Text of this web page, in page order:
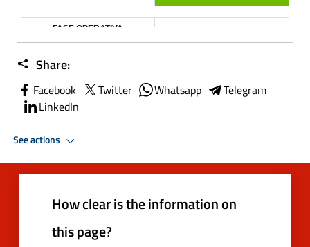
Share:
Facebook Twitter Whatsapp
Telegram
LinkedIn
See actions
How clear is the information on
this page?